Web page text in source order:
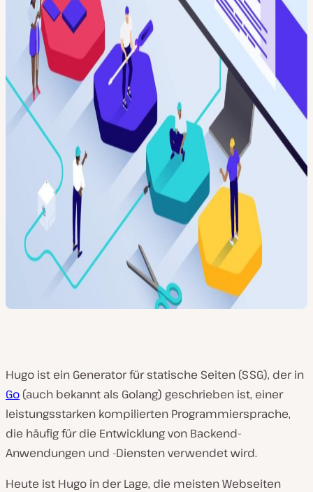
Hugo ist ein Generator für statische Seiten (SSG), der in
Go (auch bekannt als Golang) geschrieben ist, einer
leistungsstarken kompilierten Programmiersprache,
die häufig für die Entwicklung von Backend-
Anwendungen und -Diensten verwendet wird.
Heute ist Hugo in der Lage, die meisten Webseiten